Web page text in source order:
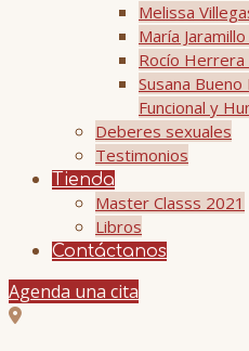
Melissa
María
Rocío
Susana
Funcional y
Deberes sexuales
Testimonios
Tienda
Master Classs 2021
Libros
Contáctanos
Agenda una cita